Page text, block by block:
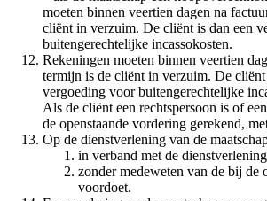
moeten binnen veertien dagen na
cliënt in verzuim. De cliënt is dan een
buitengerechtelijke incassokosten.
Rekeningen moeten binnen veertien
termijn is de cliënt in verzuim. De
vergoeding voor buitengerechtelijke
Als de cliënt een rechtspersoon is of
de openstaande vordering gerekend,
Op de dienstverlening van de
in verband met de
zonder medeweten van de bij
voordoet.